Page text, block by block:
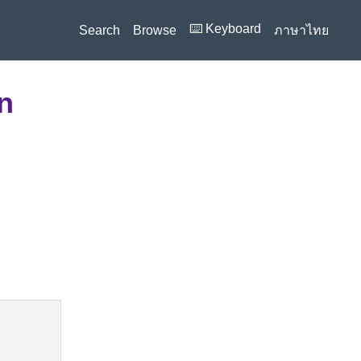
Search Browse ⌨️ Keyboard ภาษาไทย